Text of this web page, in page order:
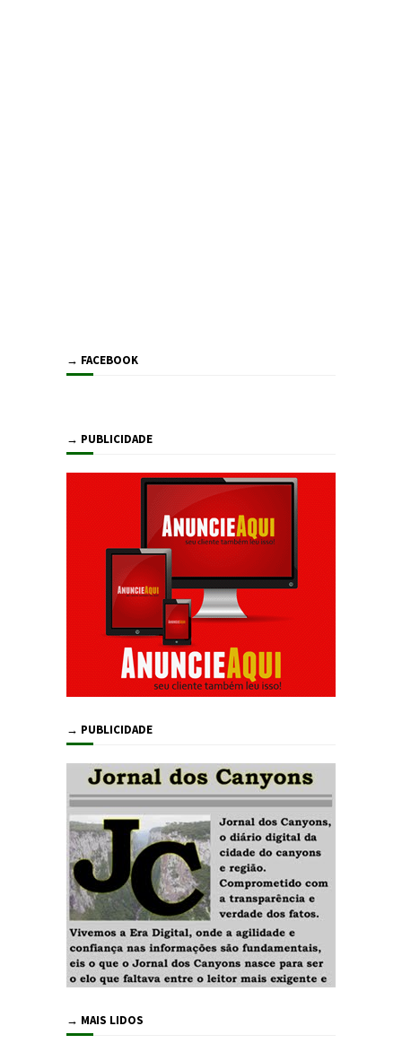
→ FACEBOOK
→ PUBLICIDADE
→ PUBLICIDADE
→ MAIS LIDOS